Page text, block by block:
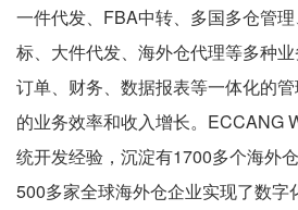
一件代发、FBA中转、多国多仓管
标、大件代发、海外仓代理等多种业
订单、财务、数据报表等一体化的
的业务效率和收入增长。ECCANG
统开发经验，沉淀有1700多个海外
500多家全球海外仓企业实现了数字